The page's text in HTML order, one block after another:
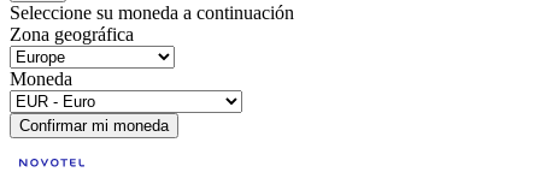
Seleccione su moneda a continuación
Zona geográfica
Moneda
Confirmar mi moneda